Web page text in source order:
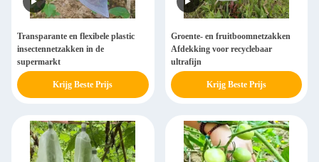
Transparante en flexibele plastic
insectennetzakken in de
supermarkt
Krijg Beste Prijs
Groente- en fruitboomnetzakken
Afdekking voor recyclebaar
ultrafijn
Krijg Beste Prijs